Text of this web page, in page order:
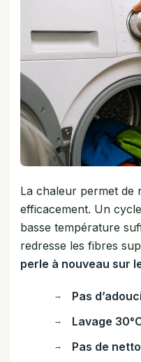
La chaleur permet de
efficacement. Un
basse température
redresse les fibres
perle à nouveau sur
Pas
Lavage
Pas de